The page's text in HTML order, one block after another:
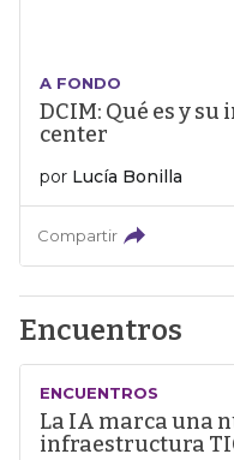
A FONDO
DCIM: Qué es y
center
por Lucía Bonilla
Compartir
Encuentros
ENCUENTROS
La IA marca una
infraestructura